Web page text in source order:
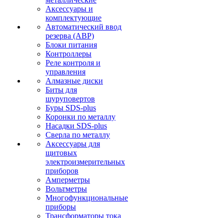
Аксессуары и
комплектующие
Автоматический ввод
резерва (АВР)
Блоки питания
Контроллеры
Реле контроля и
управления
Алмазные диски
Биты для
шуруповертов
Буры SDS-plus
Коронки по металлу
Насадки SDS-plus
Сверла по металлу
Аксессуары для
щитовых
электроизмерительных
приборов
Амперметры
Вольтметры
Многофункциональные
приборы
Трансформаторы тока